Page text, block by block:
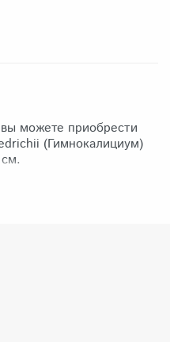
можете приобрести
(Гимнокалициум)
из нашего
Яндекс-доставку или
корневой
они